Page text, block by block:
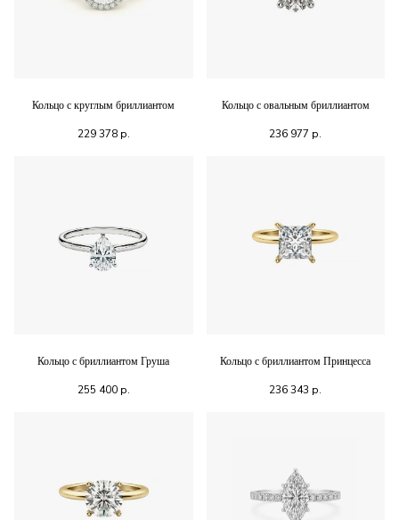
Кольцо с круглым бриллиантом
229 378р.
Кольцо с овальным бриллиантом
236 977 р.
Кольцо с бриллиантом Груша
255 400р.
Кольцо с бриллиантом Принцесса
236 343 р.